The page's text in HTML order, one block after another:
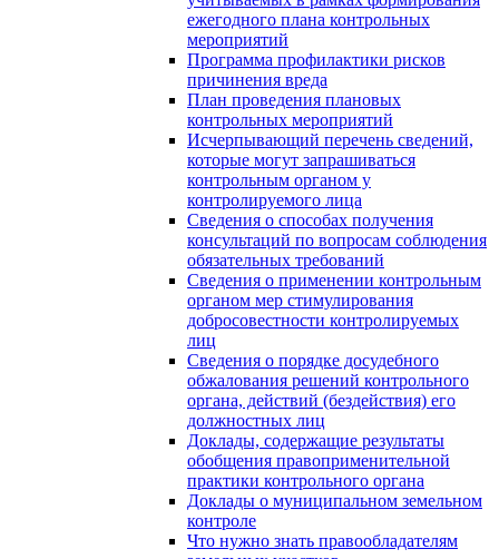
ежегодного плана контрольных
мероприятий
Программа профилактики рисков
причинения вреда
План проведения плановых
контрольных мероприятий
Исчерпывающий перечень сведений,
которые могут запрашиваться
контрольным органом у
контролируемого лица
Сведения о способах получения
консультаций по вопросам соблюдения
обязательных требований
Сведения о применении контрольным
органом мер стимулирования
добросовестности контролируемых
лиц
Сведения о порядке досудебного
обжалования решений контрольного
органа, действий (бездействия) его
должностных лиц
Доклады, содержащие результаты
обобщения правоприменительной
практики контрольного органа
Доклады о муниципальном земельном
контроле
Что нужно знать правообладателям